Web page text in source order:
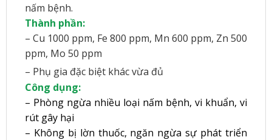
nấm bệnh.
Thành phần:
– Cu 1000 ppm, Fe 800 ppm, Mn 600 ppm, Zn 500
ppm, Mo 50 ppm
– Phụ gia đặc biệt khác vừa đủ
Công dụng:
– Phòng ngừa nhiều loại nấm bệnh, vi khuẩn, vi
rút gây hại
– Không bị lờn thuốc, ngăn ngừa sự phát triển